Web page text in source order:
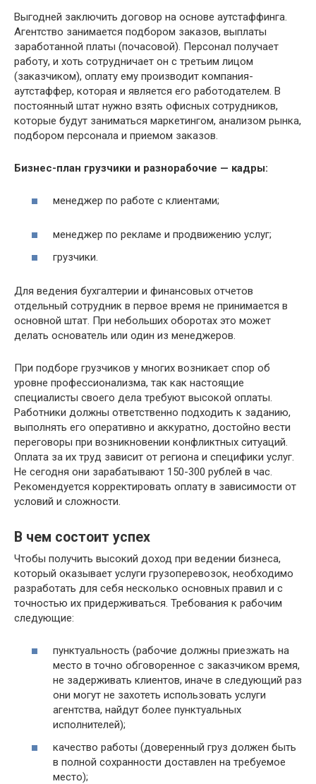
Выгодней заключить договор на основе аутстаффинга.
Агентство занимается подбором заказов, выплаты
заработанной платы (почасовой). Персонал получает
работу, и хоть сотрудничает он с третьим лицом
(заказчиком), оплату ему производит компания-
аутстаффер, которая и является его работодателем. В
постоянный штат нужно взять офисных сотрудников,
которые будут заниматься маркетингом, анализом рынка,
подбором персонала и приемом заказов.
Бизнес-план грузчики и разнорабочие — кадры:
менеджер по работе с клиентами;
менеджер по рекламе и продвижению услуг;
грузчики.
Для ведения бухгалтерии и финансовых отчетов
отдельный сотрудник в первое время не принимается в
основной штат. При небольших оборотах это может
делать основатель или один из менеджеров.
При подборе грузчиков у многих возникает спор об
уровне профессионализма, так как настоящие
специалисты своего дела требуют высокой оплаты.
Работники должны ответственно подходить к заданию,
выполнять его оперативно и аккуратно, достойно вести
переговоры при возникновении конфликтных ситуаций.
Оплата за их труд зависит от региона и специфики услуг.
Не сегодня они зарабатывают 150-300 рублей в час.
Рекомендуется корректировать оплату в зависимости от
условий и сложности.
В чем состоит успех
Чтобы получить высокий доход при ведении бизнеса,
который оказывает услуги грузоперевозок, необходимо
разработать для себя несколько основных правил и с
точностью их придерживаться. Требования к рабочим
следующие:
пунктуальность (рабочие должны приезжать на
место в точно обговоренное с заказчиком время,
не задерживать клиентов, иначе в следующий раз
они могут не захотеть использовать услуги
агентства, найдут более пунктуальных
исполнителей);
качество работы (доверенный груз должен быть
в полной сохранности доставлен на требуемое
место);